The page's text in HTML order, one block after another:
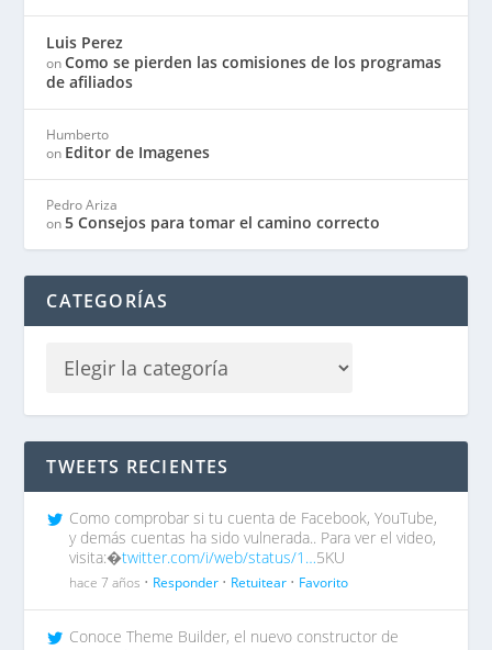
Luis Perez
onComo se pierden las comisiones de los programas
de afiliados
Humberto
on Editor de Imagenes
Pedro Ariza
on5 Consejos para tomar el camino correcto
CATEGORÍAS
TWEETS RECIENTES
Como comprobar si tu cuenta de Facebook, YouTube,
y demás cuentas ha sido vulnerada.. Para ver el video,
visita:�twitter.com/i/web/status/1…5KU
hace 7 años • Responder • Retuitear • Favorito
Conoce Theme Builder, el nuevo constructor de